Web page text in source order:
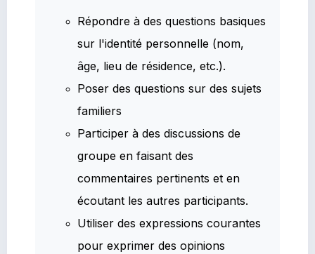
Répondre à des questions basiques
sur l'identité personnelle (nom,
âge, lieu de résidence, etc.).
Poser des questions sur des sujets
familiers
Participer à des discussions de
groupe en faisant des
commentaires pertinents et en
écoutant les autres participants.
Utiliser des expressions courantes
pour exprimer des opinions